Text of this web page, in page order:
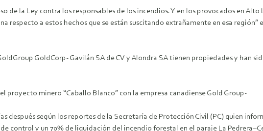
de la Ley contra los responsables de los incendios. Y en los provocados en
respecto a estos hechos que se están suscitando extrañamente en esa
GoldCorp- Gavilán SA de CV y Alondra SA tienen propiedades y han
minero “Caballo Blanco” con la empresa canadiense Gold Group-
según los reportes de la Secretaría de Protección Civil (PC) quien
control y un 70% de liquidación del incendio forestal en el paraje La